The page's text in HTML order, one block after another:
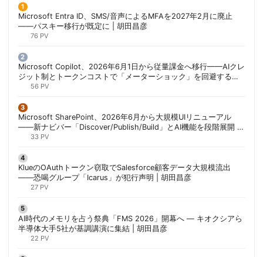
Microsoft Entra ID、SMS/音声によるMFAを2027年2月に廃止
——パスキー移行が既定に | 胡田昌彦
76 PV
Microsoft Copilot、2026年6月1日から従量課金へ移行——AIクレ
ジット制とトークンコストで「メーターショック」を回避する方
法 | 胡田昌彦
56 PV
Microsoft SharePoint、2026年6月から大規模UIリニューアル
——新ナビバー「Discover/Publish/Build」とAI機能を段階展開 |
胡田昌彦
33 PV
KlueのOAuthトークン窃取でSalesforce顧客データ大規模流出
——恐喝グループ「Icarus」が犯行声明 | 胡田昌彦
27 PV
AI時代のメモリを占う祭典「FMS 2026」開幕へ ― キオクシアら
半導体大手5社が基調講演に集結 | 胡田昌彦
22 PV